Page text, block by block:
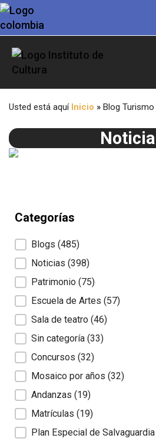
Usted está aquí Inicio » Blog Turismo
Categorías
Categorías
Blogs (485)
Noticias (398)
Patrimonio (75)
Escuela de Artes (57)
Sala de teatro (46)
Sin categoría (33)
Concursos (32)
Mosaico por años (32)
Andanzas (19)
Matrículas (19)
Plan Especial de Salvaguardia